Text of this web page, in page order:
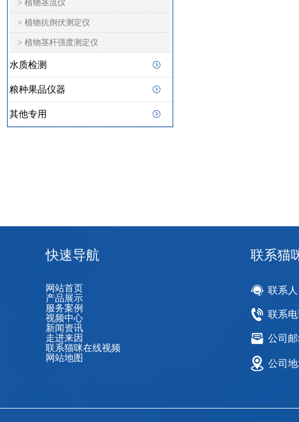
> 植物茎流仪
> 植物抗倒伏测定仪
> 植物茎杆强度测定仪
水质检测
粮种果品仪器
其他专用
快速导航
网站首页
产品展示
服务案例
视频中心
新闻资讯
走进来因
联系猫咪在线视频
网站地图
联系猫
联系人
联系电
公司邮
公司地